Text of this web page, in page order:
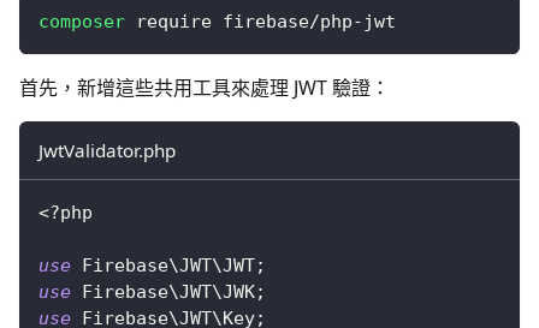
composer require firebase/php-jwt
首先，新增這些共用工具來處理 JWT 驗證：
JwtValidator.php
<?php
use Firebase\JWT\JWT;
use Firebase\JWT\JWK;
use Firebase\JWT\Key;